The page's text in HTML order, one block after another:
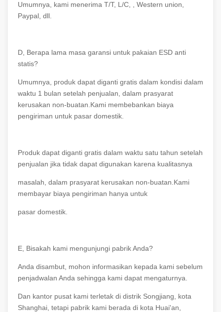
Umumnya, kami menerima T/T, L/C, , Western union,
Paypal, dll.
D, Berapa lama masa garansi untuk pakaian ESD anti
statis?
Umumnya, produk dapat diganti gratis dalam kondisi dalam
waktu 1 bulan setelah penjualan, dalam prasyarat
kerusakan non-buatan.Kami membebankan biaya
pengiriman untuk pasar domestik.
Produk dapat diganti gratis dalam waktu satu tahun setelah
penjualan jika tidak dapat digunakan karena kualitasnya
masalah, dalam prasyarat kerusakan non-buatan.Kami
membayar biaya pengiriman hanya untuk
pasar domestik.
E, Bisakah kami mengunjungi pabrik Anda?
Anda disambut, mohon informasikan kepada kami sebelum
penjadwalan Anda sehingga kami dapat mengaturnya.
Dan kantor pusat kami terletak di distrik Songjiang, kota
Shanghai, tetapi pabrik kami berada di kota Huai'an,